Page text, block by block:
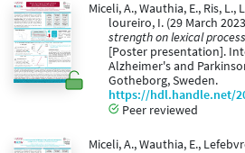
Miceli, A., Wauthia, E., Ris, L.,
loureiro, I. (29 March
strength on lexical
[Poster presentation].
Alzheimer's and
Gotheborg, Sweden.
https://hdl.handle.net/
Peer reviewed
Miceli, A., Wauthia, E.,